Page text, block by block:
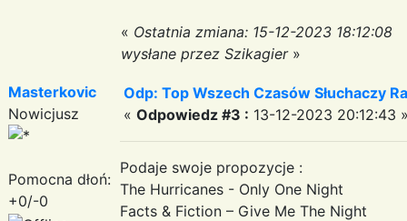
« Ostatnia zmiana: 15-12-2023 18:12:08
wysłane przez Szikagier»
Masterkovic
Nowicjusz
Pomocna dłoń:
+0/-0
Odp: Top Wszech Czasów Słuchaczy
« Odpowiedz #3 : 13-12-2023 20:12:43
Podaje swoje propozycje :
The Hurricanes - Only One Night
Facts & Fiction – Give Me The Night